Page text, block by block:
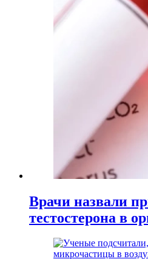
Врачи назвали
тестостерона в